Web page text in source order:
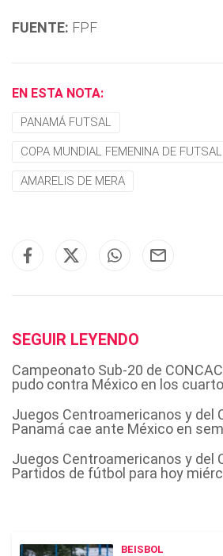
FUENTE: FPF
EN ESTA NOTA:
PANAMÁ FUTSAL
COPA MUNDIAL FEMENINA DE FUTSAL
AMARELIS DE MERA
SEGUIR LEYENDO
Campeonato Sub-20 de
pudo contra México en los
Juegos Centroamericanos y del
Panamá cae ante México en
Juegos Centroamericanos y del
Partidos de fútbol para hoy
BEISBOL